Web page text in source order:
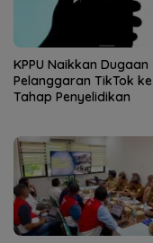
KPPU Naikkan Dugaan
Pelanggaran TikTok ke
Tahap Penyelidikan